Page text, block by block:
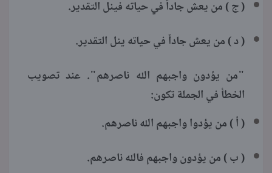
( ج ) من يعش جاداً في حياته فينل التقدير.
( د ) من يعش جاداً في حياته ينل التقدير.
"من يؤدون واجبهم الله ناصرهم". عند تصويب
الخطأ في الجملة تكون:
( أ ) من يؤدوا واجبهم الله ناصرهم.
( ب ) من يؤدون واجبهم فالله ناصرهم.